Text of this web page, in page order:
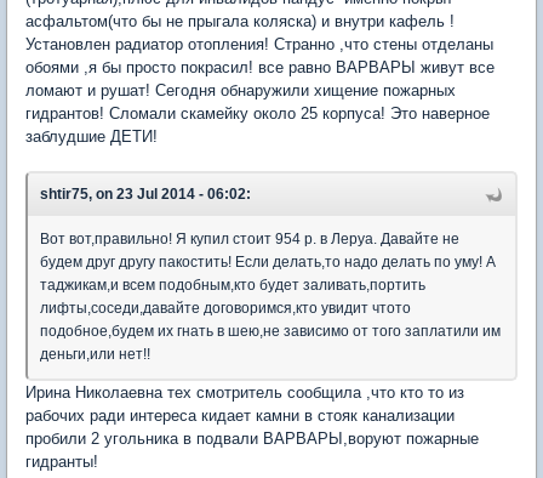
асфальтом(что бы не прыгала коляска) и внутри кафель !
Установлен радиатор отопления! Странно ,что стены отделаны
обоями ,я бы просто покрасил! все равно ВАРВАРЫ живут все
ломают и рушат! Сегодня обнаружили хищение пожарных
гидрантов! Сломали скамейку около 25 корпуса! Это наверное
заблудшие ДЕТИ!
shtir75, on 23 Jul 2014 - 06:02:
Вот вот,правильно! Я купил стоит 954 р. в Леруа. Давайте не
будем друг другу пакостить! Если делать,то надо делать по уму! А
таджикам,и всем подобным,кто будет заливать,портить
лифты,соседи,давайте договоримся,кто увидит чтото
подобное,будем их гнать в шею,не зависимо от того заплатили им
деньги,или нет!!
Ирина Николаевна тех смотритель сообщила ,что кто то из
рабочих ради интереса кидает камни в стояк канализации
пробили 2 угольника в подвали ВАРВАРЫ,воруют пожарные
гидранты!